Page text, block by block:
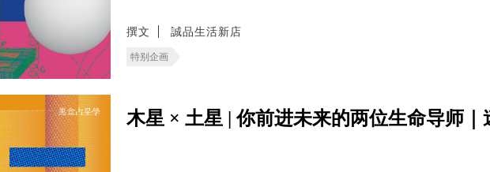
撰文 誠品生活新店
特别企画
木星 × 土星 | 你前进未来的两位生命导师｜